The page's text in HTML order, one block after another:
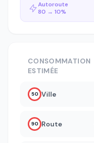
Autoroute
80 → 10%
CONSOMMATION
ESTIMÉE
50 Ville
90 Route